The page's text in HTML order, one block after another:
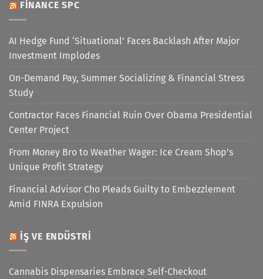
FINANCE SPC
AI Hedge Fund ‘Situational’ Faces Backlash After Major
Investment Implodes
On-Demand Pay, Summer Socializing & Financial Stress
Study
Contractor Faces Financial Ruin Over Obama Presidential
Center Project
From Money Bro to Weather Wager: Ice Cream Shop’s
Unique Profit Strategy
Financial Advisor Cho Pleads Guilty to Embezzlement
Amid FINRA Expulsion
İŞ VE ENDÜSTRI
Cannabis Dispensaries Embrace Self-Checkout